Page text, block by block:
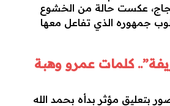
عكست حالة من الخشوع
جمهوره الذي تفاعل معها
كلمات عمرو وهبة
بتعليق مؤثر بدأه بحمد الله